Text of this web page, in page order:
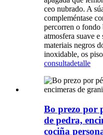
ceo nubrado. A
compleméntase
percorren o fondo
atmosfera suave
materiais negros
inoxidable, os
consultadetalle
Bo prezo por
de pedra,
cociña